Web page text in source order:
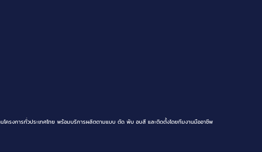
โครงการทั่วประเทศไทย พร้อมบริการผลิตตามแบบ ตัด พับ อบสี และติดตั้งโดยทีมงานมืออาชีพ